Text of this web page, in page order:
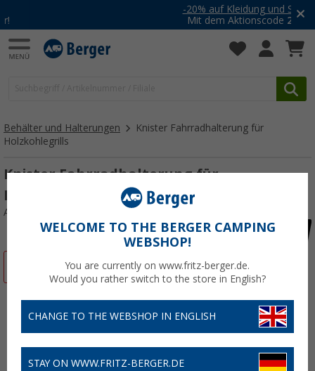
-20% auf Kleidung und Schuhe
Mit dem Aktionscode20SSV
Behälter und Halterungen
Knister Fahrradhalterung für
Holzkohlegrills
Knister Fahrradhalterung für
Holzkohlegrills
Art.-Nr.: 517130
WELCOME TO THE BERGER CAMPING
WEBSHOP!
You are currently on www.fritz-berger.de.
Would you rather switch to the store in English?
CHANGE TO THE WEBSHOP IN ENGLISH
STAY ON WWW.FRITZ-BERGER.DE